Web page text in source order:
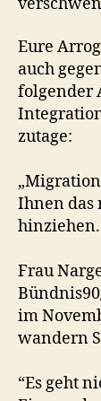
Eure
auch
folgender
zutage:
Ihnen das
Frau
im
wandern
“Es geht